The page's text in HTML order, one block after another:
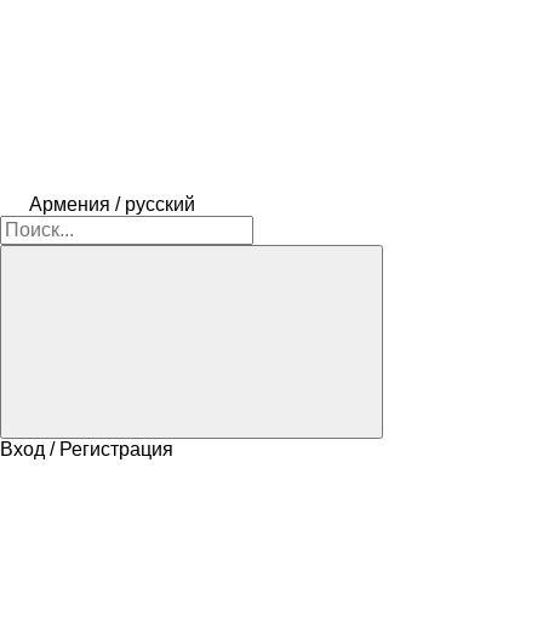
Армения / русский
Вход / Регистрация